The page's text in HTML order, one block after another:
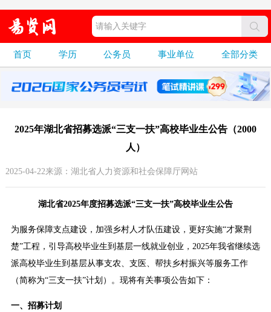
首页 学历 公务员 事业单位 全部分类
2025年湖北省招募选派“三支一扶”高校毕业生公告（2000
人）
2025-04-22来源：湖北省人力资源和社会保障厅网站
湖北省2025年度招募选派“三支一扶”高校毕业生公告
为服务保障支点建设，加强乡村人才队伍建设，更好实施“才聚荆
楚”工程，引导高校毕业生到基层一线就业创业，2025年我省继续选
派高校毕业生到基层从事支农、支医、帮扶乡村振兴等服务工作
（简称为“三支一扶”计划）。现将有关事项公告如下：
一、招募计划